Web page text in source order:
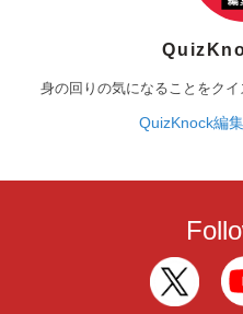
身の回りの気になることをクイ
QuizKnock編